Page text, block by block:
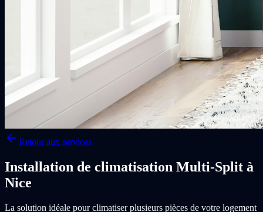
Retour aux services
Installation de climatisation Multi-Split à
Nice
La solution idéale pour climatiser plusieurs pièces de votre logement